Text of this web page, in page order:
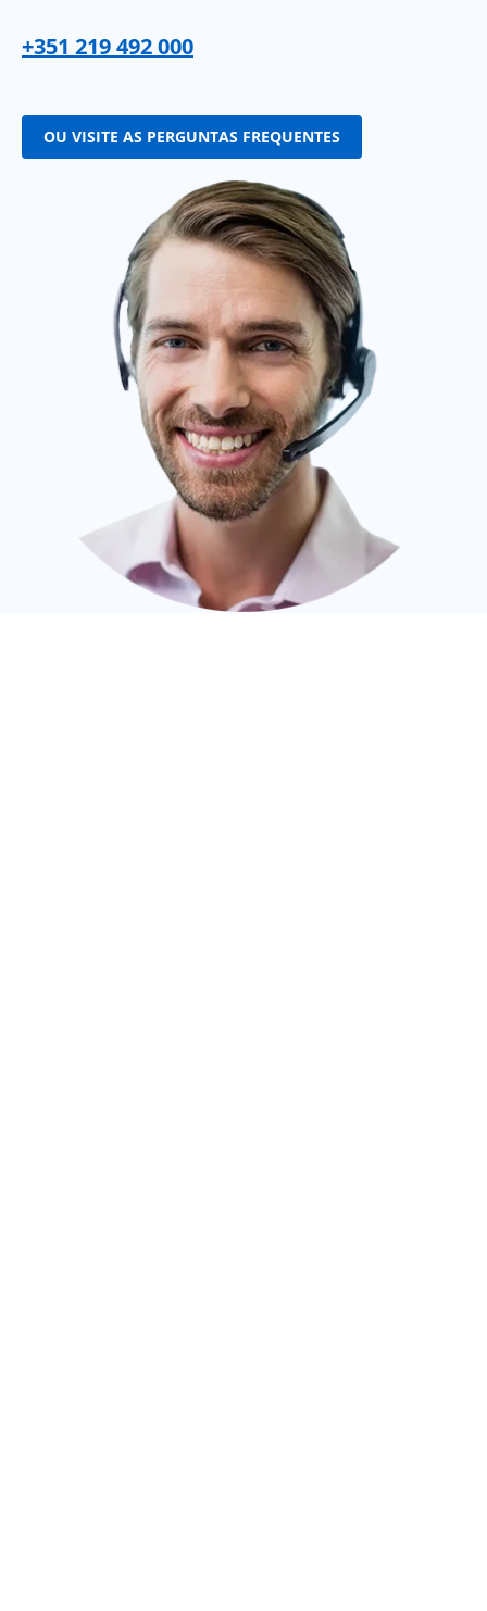
+351 219 492 000
OU VISITE AS PERGUNTAS FREQUENTES